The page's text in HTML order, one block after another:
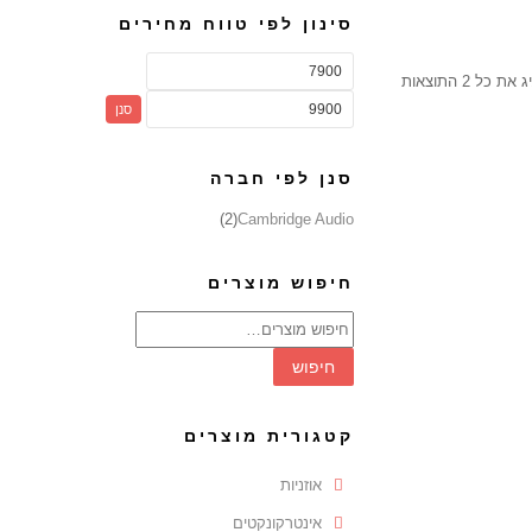
כל 2 התוצאות
סינון לפי טווח מחירים
סנן
סנן לפי חברה
Cambridge Audio
(2)
חיפוש מוצרים
חיפוש
עבור:
חיפוש
קטגורית מוצרים
אוזניות
אינטרקונקטים